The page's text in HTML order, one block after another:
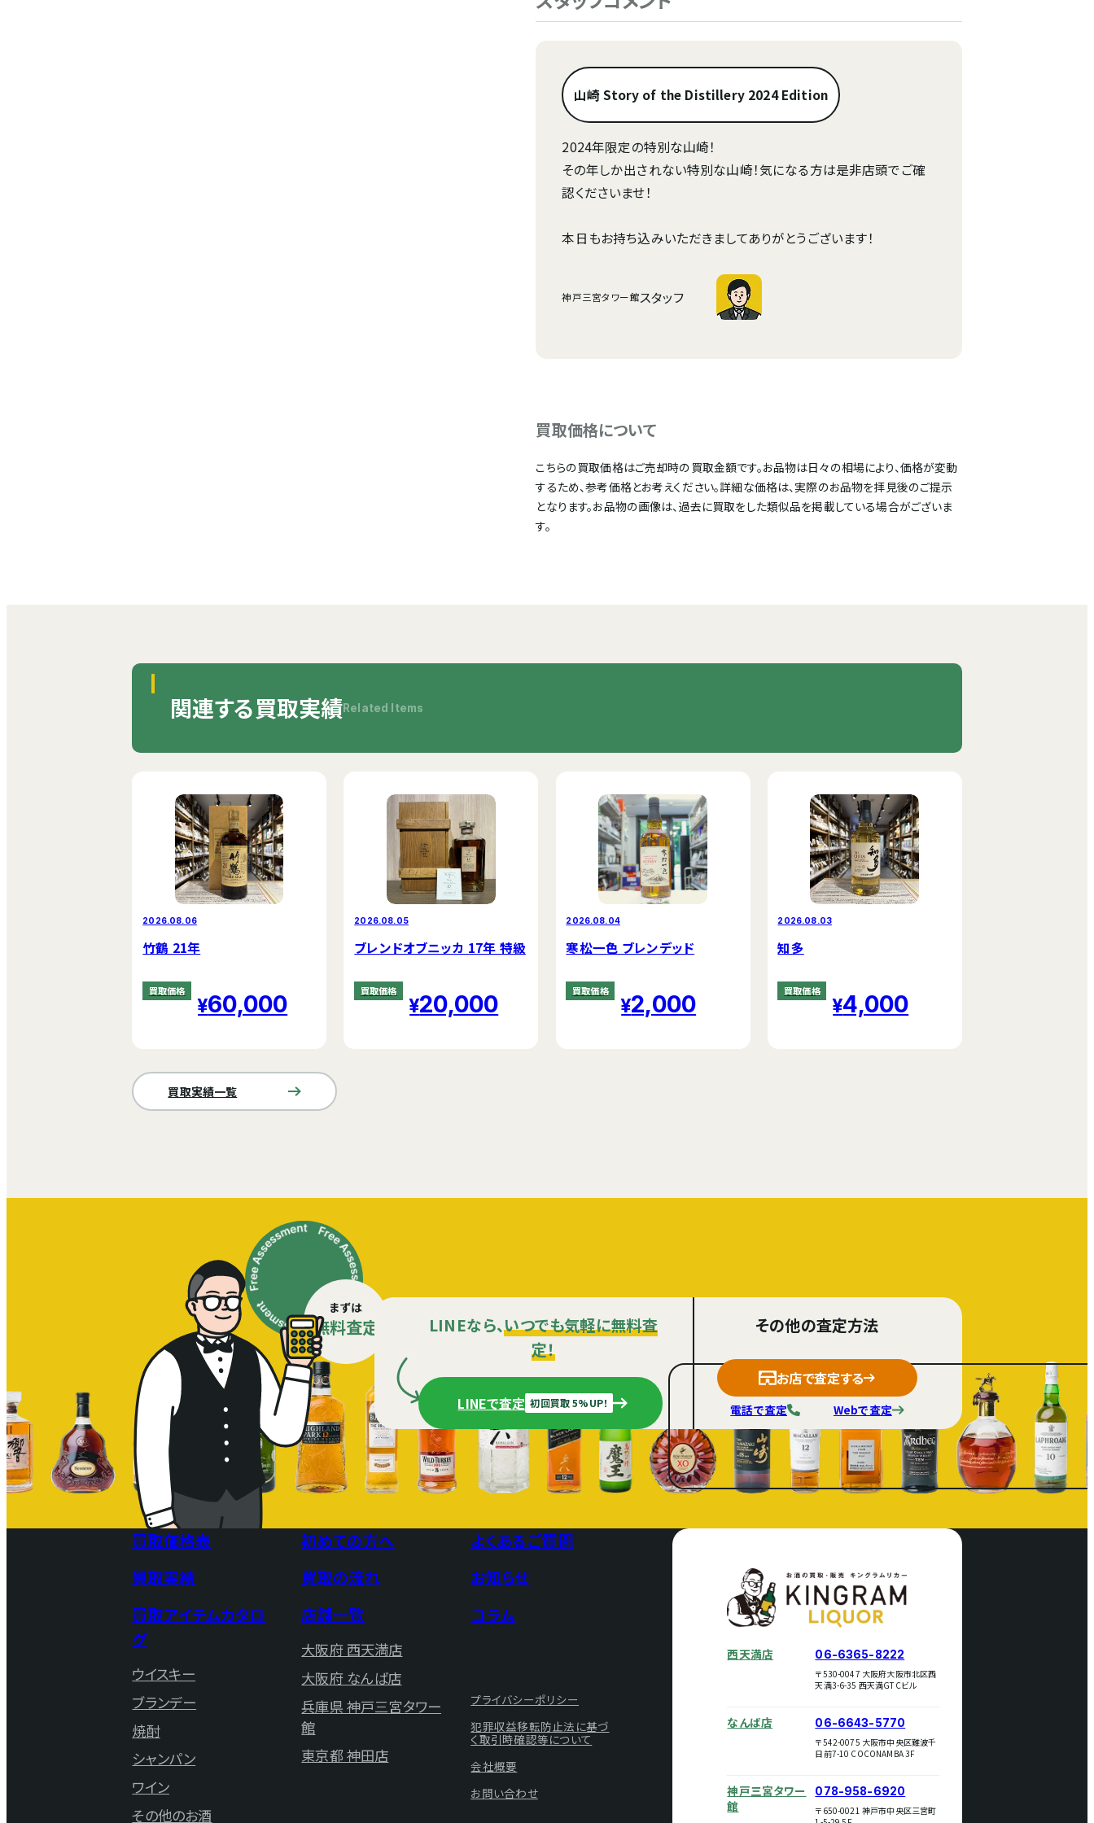
山崎 Story of the Distillery 2024 Edition
2024年限定の特別な山崎！
その年しか出されない特別な山崎！気になる方は是非店頭でご確
認くださいませ！
本日もお持ち込みいただきましてありがとうございます！
神戸三宮タワー館スタッフ
買取価格について
こちらの買取価格はご売却時の買取金額です。お品物は日々の相場により、価格が変動
するため、参考価格とお考えください。詳細な価格は、実際のお品物を拝見後のご提示
となります。お品物の画像は、過去に買取をした類似品を掲載している場合がございま
す。
関連する買取実績Related Items
2026.08.06
竹鶴 21年
買取価格 60,000
2026.08.05
ブレンドオブニッカ 17年 特級
買取価格 20,000
2026.08.04
寒松一色 ブレンデッド
買取価格 2,000
2026.08.03
知多
買取価格 4,000
買取実績一覧
まずは
無料査定 LINEなら、いつでも気軽に無料査
定！
LINEで査定 初回買取 5%UP！
その他の査定方法
お店で査定する
Webで査定
電話で査定
買取価格表
買取実績
買取アイテムカタロ
グ
ウイスキー
ブランデー
焼酎
シャンパン
ワイン
その他のお酒
初めての方へ
買取の流れ
店舗一覧
大阪府 西天満店
大阪府 なんば店
兵庫県 神戸三宮タワー
館
東京都 神田店
よくあるご質問
お知らせ
コラム
プライバシーポリシー
犯罪収益移転防止法に基づ
く取引時確認等について
会社概要
お問い合わせ
西天満店 06-6365-8222
〒530-0047 大阪府大阪市北区西
天満3-6-35 西天満GTCビル
なんば店 06-6643-5770
〒542-0075 大阪市中央区難波千
日前7-10 COCONAMBA 3F
神戸三宮タワー
館
078-958-6920
〒650-0021 神戸市中央区三宮町